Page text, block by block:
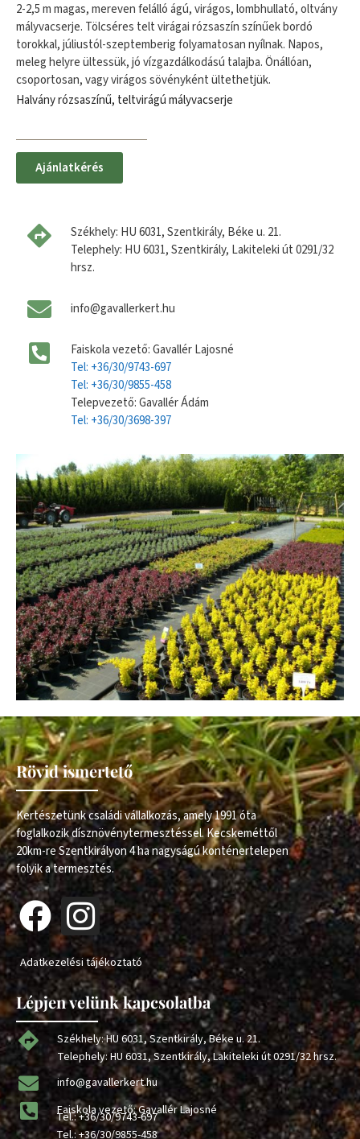
2-2,5 m magas, mereven felálló ágú, virágos, lombhullató, oltvány
mályvacserje. Tölcséres telt virágai rózsaszín színűek bordó
torokkal, júliustól-szeptemberig folyamatosan nyílnak. Napos,
meleg helyre ültessük, jó vízgazdálkodású talajba. Önállóan,
csoportosan, vagy virágos sövényként ültethetjük.
Halvány rózsaszínű, teltvirágú mályvacserje
Ajánlatkérés
Székhely: HU 6031, Szentkirály, Béke u. 21.
Telephely: HU 6031, Szentkirály, Lakiteleki út 0291/32
hrsz.
info@gavallerkert.hu
Faiskola vezető: Gavallér Lajosné
Tel: +36/30/9743-697
Tel: +36/30/9855-458
Telepvezető: Gavallér Ádám
Tel: +36/30/3698-397
Rövid ismertető
Kertészetünk családi vállalkozás, amely 1991 óta
foglalkozik dísznövénytermesztéssel. Kecskeméttől
20km-re Szentkirályon 4 ha nagyságú konténertelepen
folyik a termesztés.
Adatkezelési tájékoztató
Lépjen velünk kapcsolatba
Székhely: HU 6031, Szentkirály, Béke u. 21.
Telephely: HU 6031, Szentkirály, Lakiteleki út 0291/32 hrsz.
info@gavallerkert.hu
Faiskola vezető: Gavallér Lajosné
Tel.:+36/30/9743-697
Tel.:+36/30/9855-458